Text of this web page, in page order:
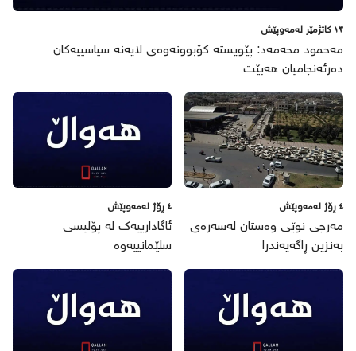
١٣ كاتژمێر لەمەوپێش
مەحمود محەمەد: پێویستە کۆبوونەوەی لایەنە سیاسییەکان
دەرئەنجامیان هەبێت
٤ ڕۆژ لەمەوپێش
مەرجی نوێی وەستان لەسەرەی
بەنزین ڕاگەیەندرا
٤ ڕۆژ لەمەوپێش
ئاگادارییەک لە پۆلیسی
سلێمانییەوە